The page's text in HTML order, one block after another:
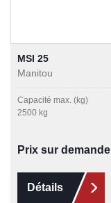
MSI 25
Manitou
Capacité max. (kg)
2500 kg
Prix sur demande
Détails